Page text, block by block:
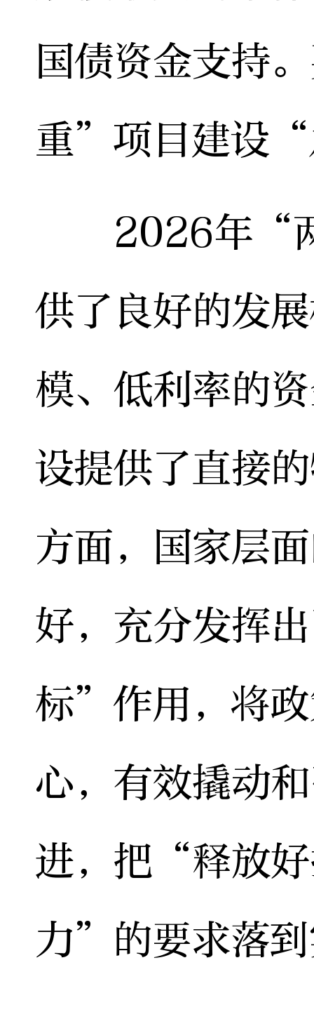
国债资金支持
重”项目建设
2026年“两
供了良好的发
模、低利率的
设提供了直接
方面，国家层
好，充分发挥
标”作用，将
心，有效撬动
进，把“释放
力”的要求落